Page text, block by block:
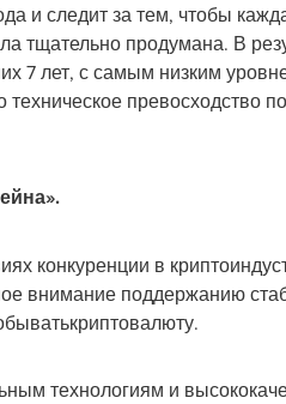
и следит за тем, чтобы
тщательно продумана. В
7 лет, с самым низким
превосходство
конкуренции в
внимание поддержанию
технологиям и